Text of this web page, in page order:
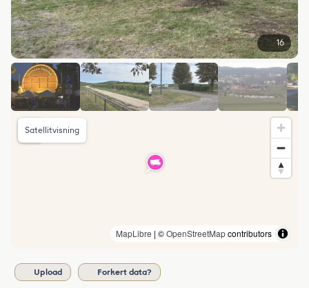
16
MapLibre | ©OpenStreetMapcontributors
Satellitvisning
Upload Forkert data?